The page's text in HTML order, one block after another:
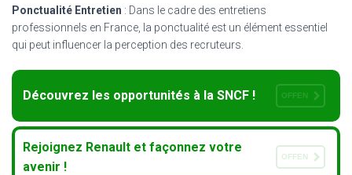
V
T
I
O
Ponctualité Entretien : Dans le cadre des entretiens
professionnels en France, la ponctualité est un élément essentiel
qui peut influencer la perception des recruteurs.
Découvrez les opportunités à la SNCF ! OFFEN
Rejoignez Renault et façonnez votre
avenir !
OFFEN